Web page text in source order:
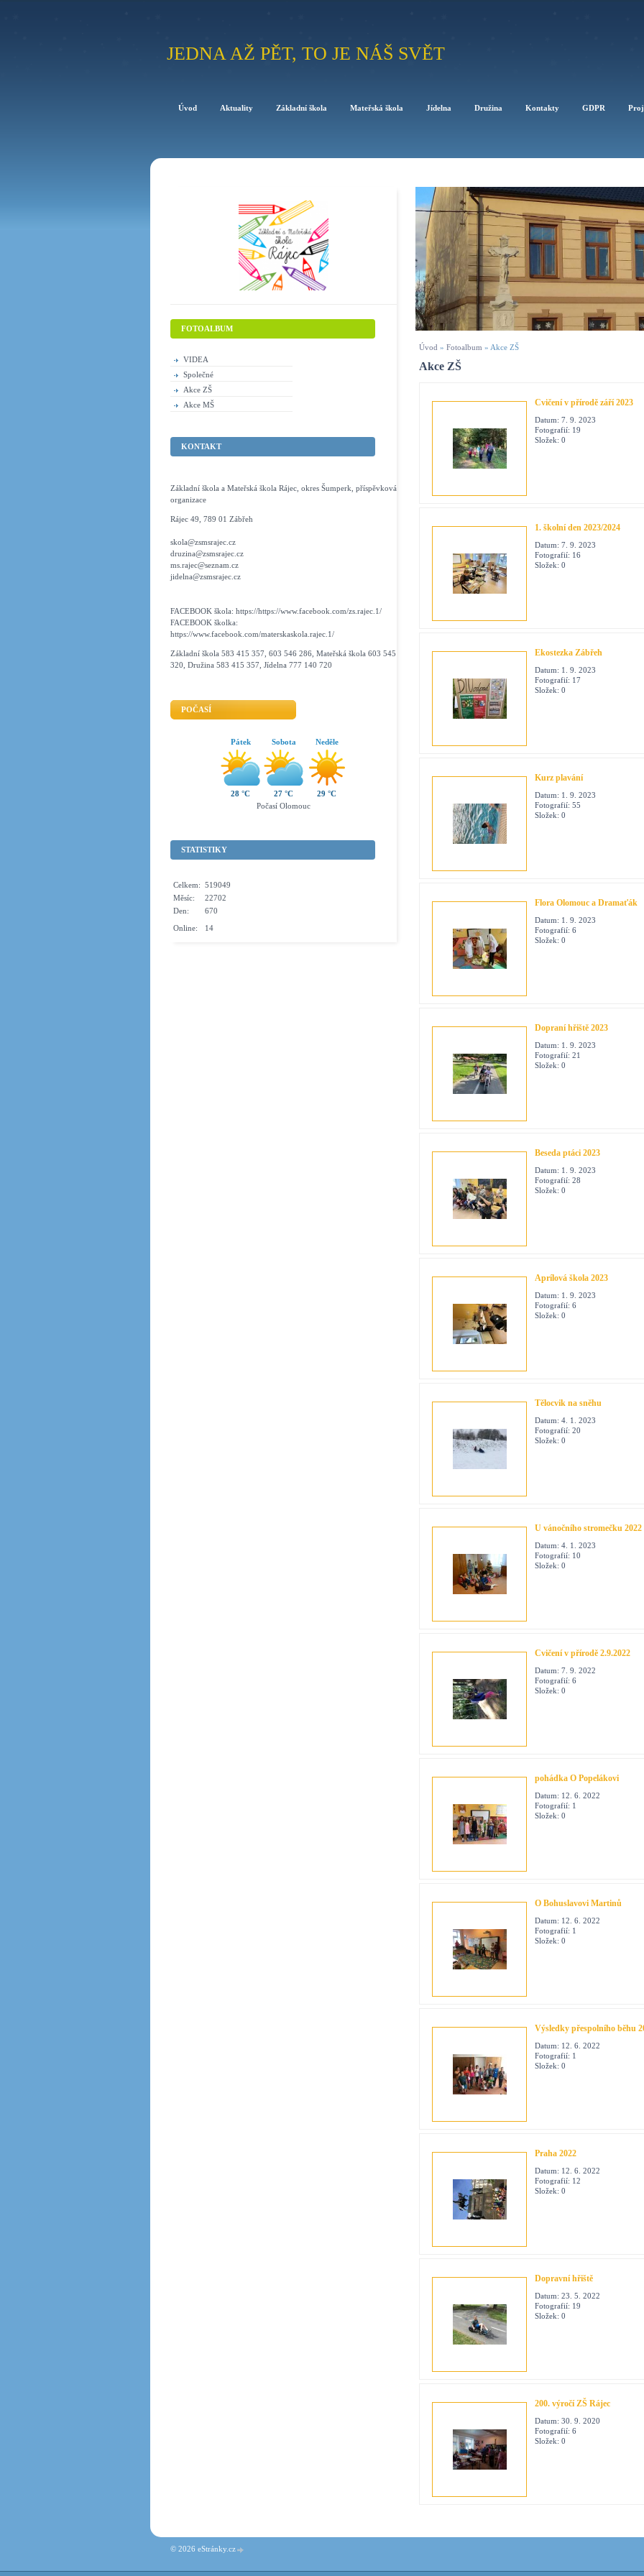
JEDNA AŽ PĚT, TO JE NÁŠ SVĚT
Úvod » Fotoalbum » Akce ZŠ
Akce ZŠ
Cvičení v přírodě září 2023
Datum: 7. 9. 2023
Fotografií: 19
Složek: 0
1. školní den 2023/2024
Datum: 7. 9. 2023
Fotografií: 16
Složek: 0
Ekostezka Zábřeh
Datum: 1. 9. 2023
Fotografií: 17
Složek: 0
Kurz plavání
Datum: 1. 9. 2023
Fotografií: 55
Složek: 0
Flora Olomouc a Dramaťák
Datum: 1. 9. 2023
Fotografií: 6
Složek: 0
Dopraní hřiště 2023
Datum: 1. 9. 2023
Fotografií: 21
Složek: 0
Beseda ptáci 2023
Datum: 1. 9. 2023
Fotografií: 28
Složek: 0
Aprílová škola 2023
Datum: 1. 9. 2023
Fotografií: 6
Složek: 0
Tělocvik na sněhu
Datum: 4. 1. 2023
Fotografií: 20
Složek: 0
U vánočního stromečku 2022
Datum: 4. 1. 2023
Fotografií: 10
Složek: 0
Cvičení v přírodě 2.9.2022
Datum: 7. 9. 2022
Fotografií: 6
Složek: 0
pohádka O Popelákovi
Datum: 12. 6. 2022
Fotografií: 1
Složek: 0
O Bohuslavovi Martinů
Datum: 12. 6. 2022
Fotografií: 1
Složek: 0
Výsledky přespolního běhu
Datum: 12. 6. 2022
Fotografií: 1
Složek: 0
Praha 2022
Datum: 12. 6. 2022
Fotografií: 12
Složek: 0
Dopravní hřiště
Datum: 23. 5. 2022
Fotografií: 19
Složek: 0
200. výročí ZŠ Rájec
Datum: 30. 9. 2020
Fotografií: 6
Složek: 0
Úvod Aktuality Základní škola Mateřská škola Jídelna Družina Kontakty GDPR
FOTOALBUM
VIDEA
Společné
Akce ZŠ
Akce MŠ
KONTAKT
Základní škola a Mateřská škola Rájec, okres Šumperk, příspěvková
organizace
Rájec 49, 789 01 Zábřeh
skola@zsmsrajec.cz
druzina@zsmsrajec.cz
ms.rajec@seznam.cz
jidelna@zsmsrajec.cz
FACEBOOK škola: https://https://www.facebook.com/zs.rajec.1/
FACEBOOK školka:
https://www.facebook.com/materskaskola.rajec.1/
Základní škola 583 415 357, 603 546 286, Mateřská škola 603 545
320, Družina 583 415 357, Jídelna 777 140 720
POČASÍ
Pátek
28 °C
Sobota
27 °C
Neděle
29 °C
Počasí Olomouc
STATISTIKY
Online: 14
Celkem: 519049
Měsíc:
22702
Den:
670
© 2026 eStránky.cz